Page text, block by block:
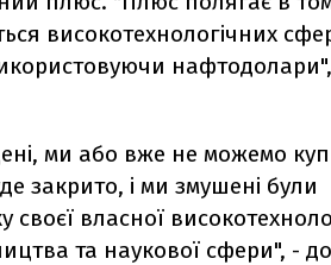
високотехнологічних
ми або вже не можемо
закрито, і ми змушені були
своєї власної
та наукової сфери", -